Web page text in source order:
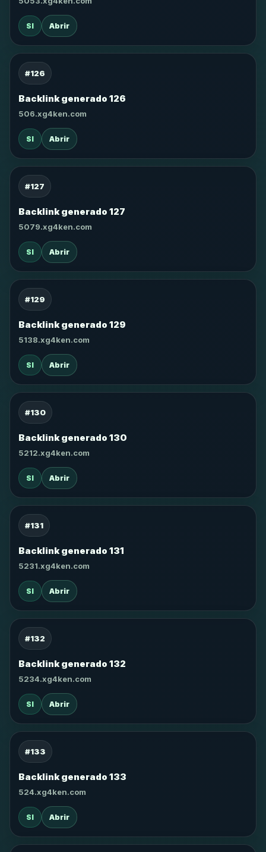
SI Abrir
#126
Backlink generado 126
506.xg4ken.com
SI Abrir
#127
Backlink generado 127
5079.xg4ken.com
SI Abrir
#129
Backlink generado 129
5138.xg4ken.com
SI Abrir
#130
Backlink generado 130
5212.xg4ken.com
SI Abrir
#131
Backlink generado 131
5231.xg4ken.com
SI Abrir
#132
Backlink generado 132
5234.xg4ken.com
SI Abrir
#133
Backlink generado 133
524.xg4ken.com
SI Abrir